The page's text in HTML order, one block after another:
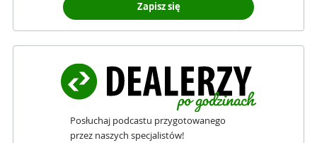
Zapisz się
Posłuchaj podcastu przygotowanego
przez naszych specjalistów!